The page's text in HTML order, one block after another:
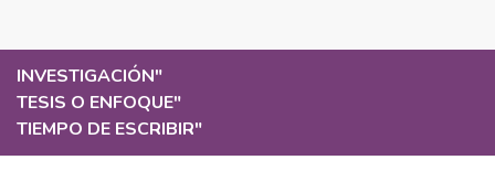
INVESTIGACIÓN"
TESIS O ENFOQUE"
TIEMPO DE ESCRIBIR"